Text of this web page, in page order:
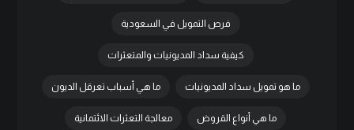
فرص التمويل في السعودية
كيفية سداد المديونيات والمتعثرات
ما هو تمويل سداد المديونيات ما هي أسباب تعرقل الديون
ما هي أنواع القروض معالجة التعثرات الائتمانية